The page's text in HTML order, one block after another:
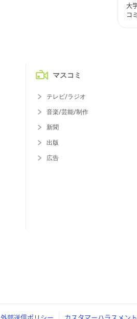
大
コ
マスコミ
テレビ/ラジオ
音楽/芸能/制作
新聞
出版
広告